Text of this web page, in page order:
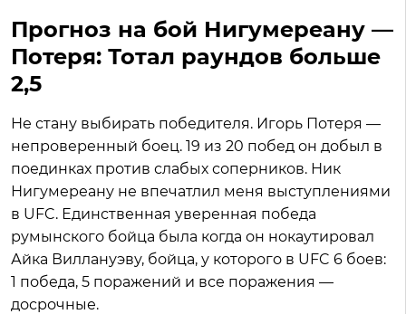
Прогноз на бой Нигумереану —
Потеря: Тотал раундов больше
2,5
Не стану выбирать победителя. Игорь Потеря —
непроверенный боец. 19 из 20 побед он добыл в
поединках против слабых соперников. Ник
Нигумереану не впечатлил меня выступлениями
в UFC. Единственная уверенная победа
румынского бойца была когда он нокаутировал
Айка Виллануэву, бойца, у которого в UFC 6 боев:
1 победа, 5 поражений и все поражения —
досрочные.